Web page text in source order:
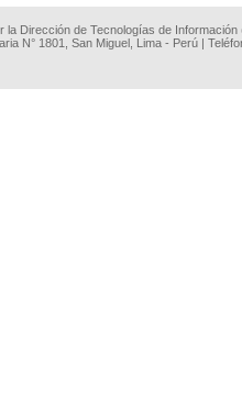
la Dirección de Tecnologías de
N° 1801, San Miguel, Lima - Perú |